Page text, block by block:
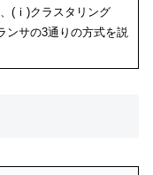
(ⅰ)クラスタリング
サの3通りの方式を説